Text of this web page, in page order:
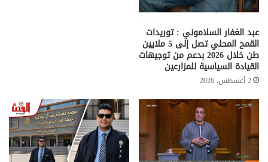
عبد الغفار السلاموني : توريدات
القمح المحلي تصل إلى 5 ملايين
طن خلال 2026 بدعم من توجيهات
القيادة السياسية للمزارعين
2 أغسطس، 2026